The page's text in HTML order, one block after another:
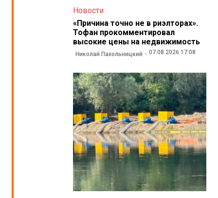
Новости
«Причина точно не в риэлторах».
Тофан прокомментировал
высокие цены на недвижимость
Николай Пахольницкий 07.08.2026 17:08